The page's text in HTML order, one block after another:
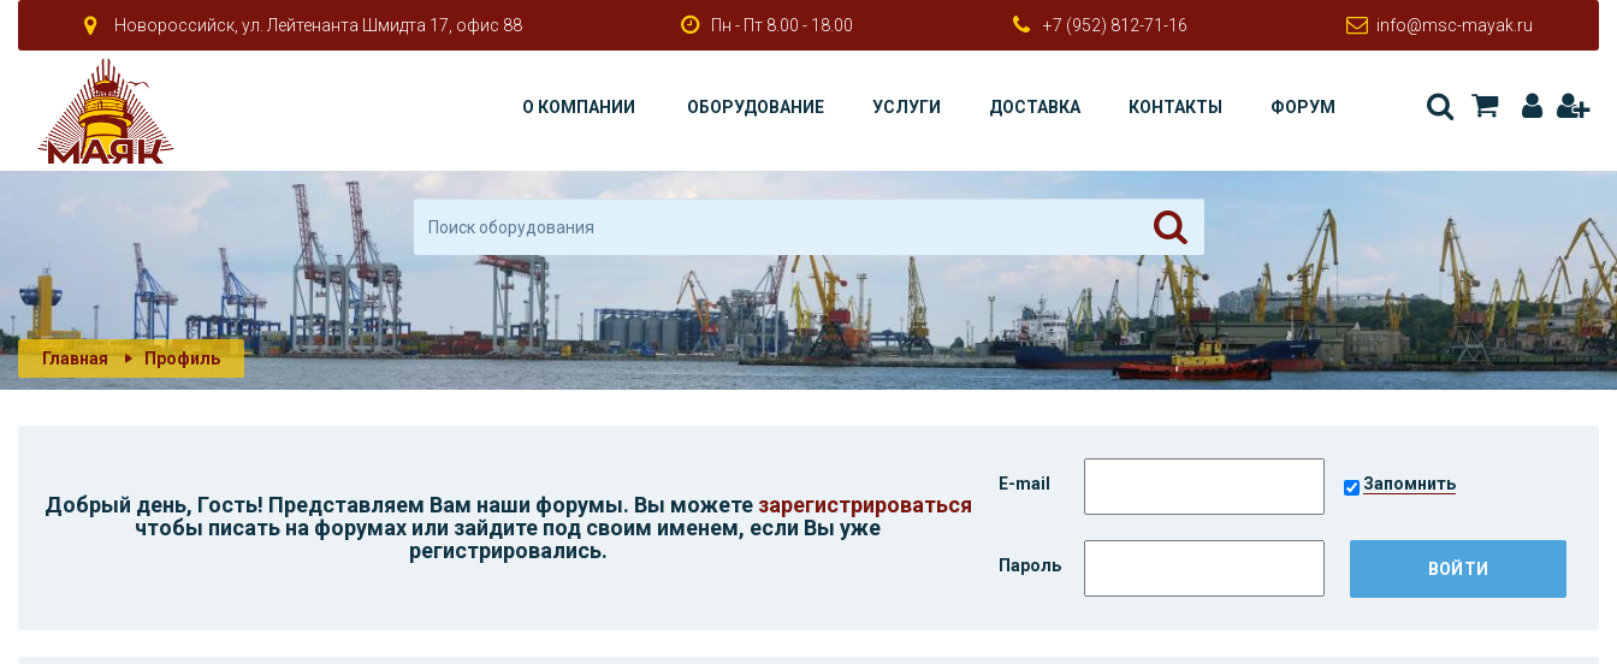
Новороссийск, ул. Лейтенанта Шмидта 17, офис 88 Пн - Пт 8.00 - 18.00 +7 (952) 812-71-16 info@msc-mayak.ru
О КОМПАНИИ ОБОРУДОВАНИЕ УСЛУГИ ДОСТАВКА КОНТАКТЫ ФОРУМ
Главная Профиль
Добрый день, Гость! Представляем Вам наши форумы. Вы можете зарегистрироваться
чтобы писать на форумах или зайдите под своим именем, если Вы уже
регистрировались.
E-mail Запомнить
Пароль